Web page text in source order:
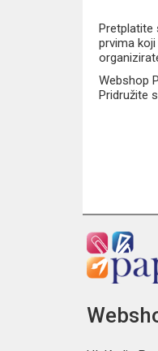
Pretplatite
prvima
Webshop
Pridružite